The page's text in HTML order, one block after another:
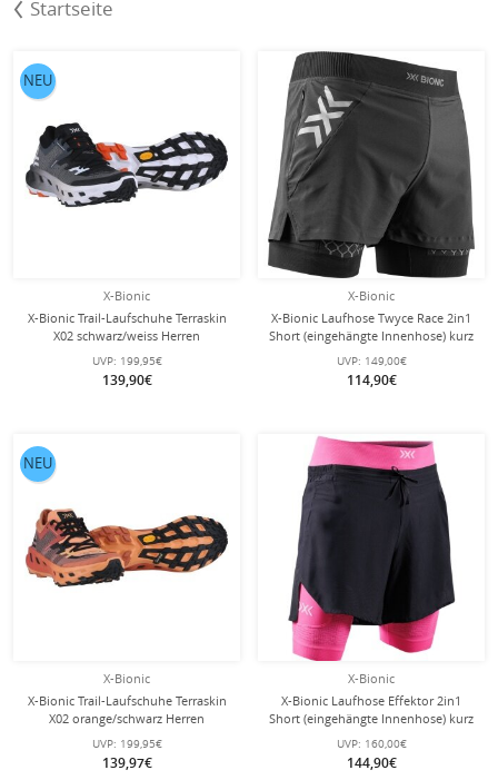
Startseite
X-Bionic
X-Bionic Trail-Laufschuhe Terraskin
X02 schwarz/weiss Herren
UVP: 199,95€
139,90€
NEU
X-Bionic
X-Bionic Laufhose Twyce Race 2in1
Short (eingehängte Innenhose) kurz
UVP: 149,00€
114,90€
X-Bionic
X-Bionic Trail-Laufschuhe Terraskin
X02 orange/schwarz Herren
UVP: 199,95€
139,97€
NEU
X-Bionic
X-Bionic Laufhose Effektor 2in1
Short (eingehängte Innenhose) kurz
UVP: 160,00€
144,90€